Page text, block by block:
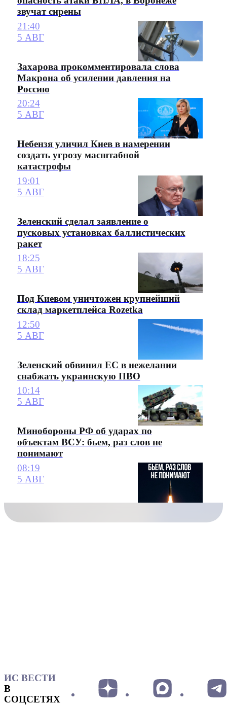
звучат сирены
21:40
5 АВГ
Захарова прокомментировала слова
Макрона об усилении давления на
Россию
20:24
5 АВГ
Небензя уличил Киев в намерении
создать угрозу масштабной
катастрофы
19:01
5 АВГ
Зеленский сделал заявление о
пусковых установках баллистических
ракет
18:25
5 АВГ
Под Киевом уничтожен крупнейший
склад маркетплейса Rozetka
12:50
5 АВГ
Зеленский обвинил ЕС в нежелании
снабжать украинскую ПВО
10:14
5 АВГ
Минобороны РФ об ударах по
объектам ВСУ: бьем, раз слов не
понимают
08:19
5 АВГ
ИС ВЕСТИ
В
СОЦСЕТЯХ